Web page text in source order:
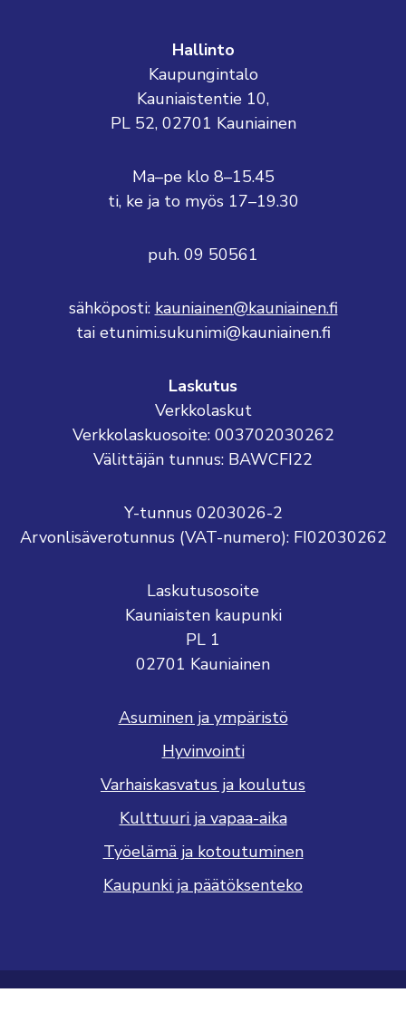
Hallinto
Kaupungintalo
Kauniaistentie 10,
PL 52, 02701 Kauniainen
Ma–pe klo 8–15.45
ti, ke ja to myös 17–19.30
puh. 09 50561
sähköposti: kauniainen@kauniainen.fi
tai etunimi.sukunimi@kauniainen.fi
Laskutus
Verkkolaskut
Verkkolaskuosoite: 003702030262
Välittäjän tunnus: BAWCFI22
Y-tunnus 0203026-2
Arvonlisäverotunnus (VAT-numero): FI02030262
Laskutusosoite
Kauniaisten kaupunki
PL 1
02701 Kauniainen
Asuminen ja ympäristö
Hyvinvointi
Varhaiskasvatus ja koulutus
Kulttuuri ja vapaa-aika
Työelämä ja kotoutuminen
Kaupunki ja päätöksenteko